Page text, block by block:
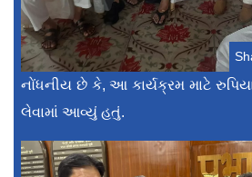
નોંધનીય છે કે, આ કાર્યક્રમ માટે
લેવામાં આવ્યું હતું.